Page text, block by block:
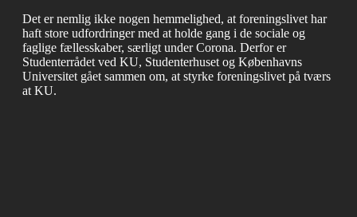
Det er nemlig ikke nogen hemmelighed, at foreningslivet har
haft store udfordringer med at holde gang i de sociale og
faglige fællesskaber, særligt under Corona. Derfor er
Studenterrådet ved KU, Studenterhuset og Københavns
Universitet gået sammen om, at styrke foreningslivet på tværs
at KU.